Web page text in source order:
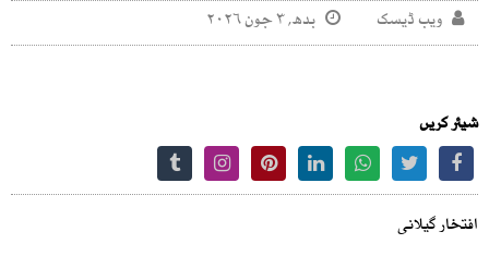
ویب ڈیسک بدھ, ۳ جون ۲۰۲۶
شیئر کریں
افتخار گیلانی